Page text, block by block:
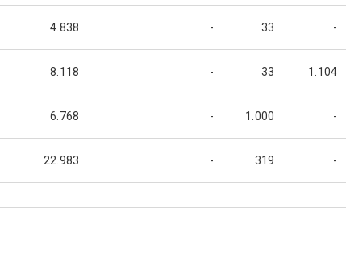
4.838 - 33 -
8.118 - 33 1.104
6.768 - 1.000 -
22.983 - 319 -